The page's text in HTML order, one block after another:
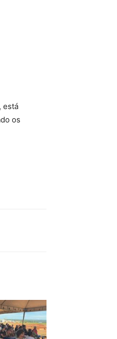
está
os